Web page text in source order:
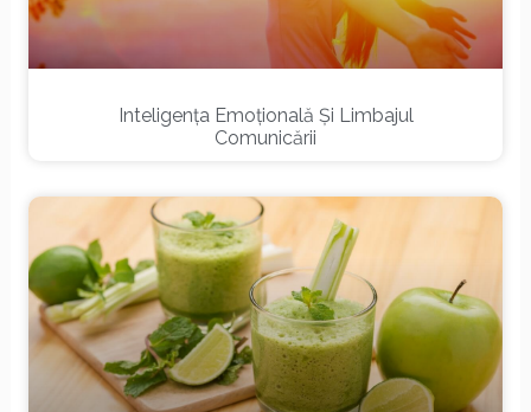
Inteligența Emoțională Și Limbajul
Comunicării